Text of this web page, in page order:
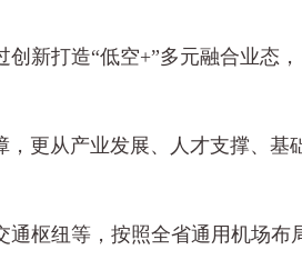
新打造“低空+”多元融合业态
更从产业发展、人才支撑、基
枢纽等，按照全省通用机场布